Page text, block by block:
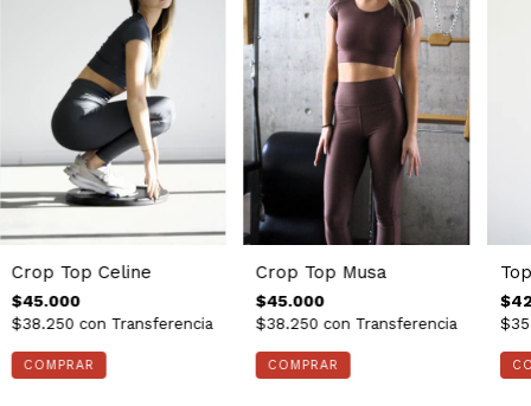
Crop Top Celine
$45.000
$38.250 con Transferencia
COMPRAR
Crop Top Musa
$45.000
$38.250 con Transferencia
COMPRAR